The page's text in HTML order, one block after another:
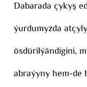
Dabarada çykyş
ýurdumyzda
ösdürilýändigini,
abraýyny hem-de